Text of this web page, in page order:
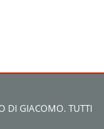
DI GIACOMO. TUTTI